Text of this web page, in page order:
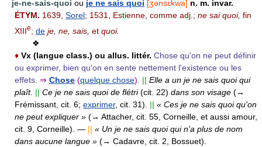
je-ne-sais-quoi ou je ne sais quoi [ʒənsɛkwa] n. m. invar.
ÉTYM. 1639, Sorel; 1531, Estienne, comme adj.; ne sai quoi, fin
XIIIe; de je, ne, sais, et quoi.
❖
♦ Vx (langue class.) ou allus. littér. Chose qu'on ne peut définir
ou exprimer, bien qu'on en sente nettement l'existence ou les
effets. ⇒ Chose (quelque chose). || Elle a un je ne sais quoi qui
plaît. || Ce je ne sais quoi de flétri(cit. 22) dans son visage (→
Frémissant, cit. 6; exprimer, cit. 31). || « Ces je ne sais quoi qu'on
ne peut expliquer » (→ Attacher, cit. 55, Corneille, et aussi amour,
cit. 9, Corneille). — || « Un je ne sais quoi qui n'a plus de nom
dans aucune langue » (→ Cadavre, cit. 2, Bossuet).